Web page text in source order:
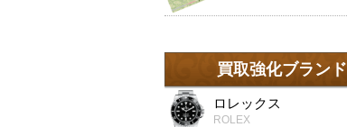
買取強化ブランド
ロレックス
ROLEX